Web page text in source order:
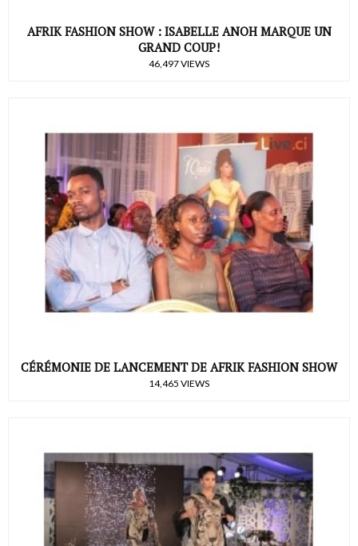
AFRIK FASHION SHOW : ISABELLE ANOH MARQUE UN
GRAND COUP!
46,497 VIEWS
CÉRÉMONIE DE LANCEMENT DE AFRIK FASHION SHOW
14,465 VIEWS